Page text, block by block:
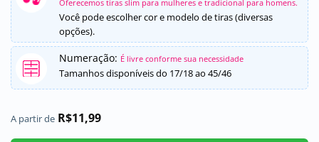
Oferecemos tiras slim para mulheres e tradicional para homens.
Você pode escolher cor e modelo de tiras (diversas
opções).
Numeração: É livre conforme sua necessidade
Tamanhos disponíveis do 17/18 ao 45/46
A partir de R$11,99